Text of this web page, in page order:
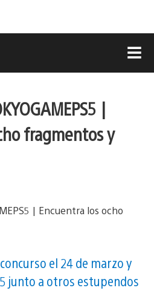
|
fragmentos y
el 24 de marzo y
junto a otros estupendos